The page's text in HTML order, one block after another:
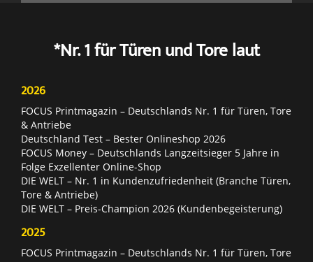
*Nr. 1 für Türen und Tore laut
2026
FOCUS Printmagazin – Deutschlands Nr. 1 für Türen, Tore
& Antriebe
Deutschland Test – Bester Onlineshop 2026
FOCUS Money – Deutschlands Langzeitsieger 5 Jahre in
Folge Exzellenter Online-Shop
DIE WELT – Nr. 1 in Kundenzufriedenheit (Branche Türen,
Tore & Antriebe)
DIE WELT – Preis-Champion 2026 (Kundenbegeisterung)
2025
FOCUS Printmagazin – Deutschlands Nr. 1 für Türen, Tore